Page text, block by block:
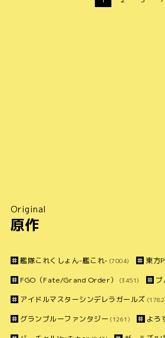
Original
原作
艦隊これくしょん-艦これ- (7004) 東方
FGO（Fate/Grand Order） (3451)
アイドルマスターシンデレラガールズ
グランブルーファンタジー (1261) よろ